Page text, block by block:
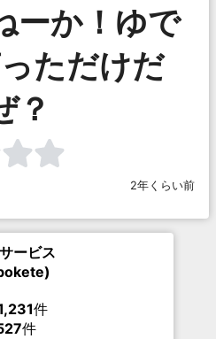
ーか！ゆで
ただけだ
？
2年くらい前
ービス
件
件